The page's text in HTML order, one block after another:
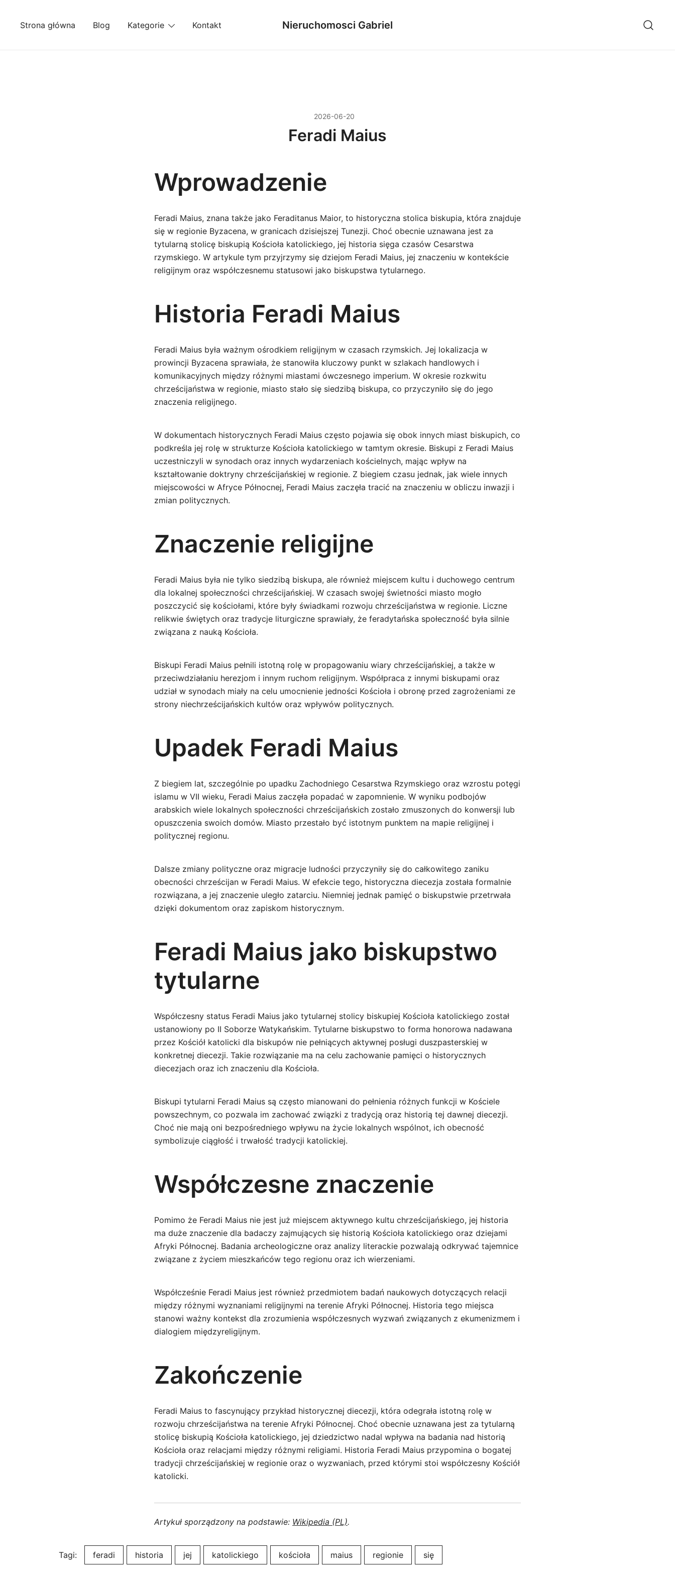
Strona główna Blog Kategorie Kontakt Nieruchomosci Gabriel
2026-06-20
Feradi Maius
Wprowadzenie
Feradi Maius, znana także jako Feraditanus Maior, to historyczna stolica biskupia, która znajduje
się w regionie Byzacena, w granicach dzisiejszej Tunezji. Choć obecnie uznawana jest za
tytularną stolicę biskupią Kościoła katolickiego, jej historia sięga czasów Cesarstwa
rzymskiego. W artykule tym przyjrzymy się dziejom Feradi Maius, jej znaczeniu w kontekście
religijnym oraz współczesnemu statusowi jako biskupstwa tytularnego.
Historia Feradi Maius
Feradi Maius była ważnym ośrodkiem religijnym w czasach rzymskich. Jej lokalizacja w
prowincji Byzacena sprawiała, że stanowiła kluczowy punkt w szlakach handlowych i
komunikacyjnych między różnymi miastami ówczesnego imperium. W okresie rozkwitu
chrześcijaństwa w regionie, miasto stało się siedzibą biskupa, co przyczyniło się do jego
znaczenia religijnego.
W dokumentach historycznych Feradi Maius często pojawia się obok innych miast biskupich, co
podkreśla jej rolę w strukturze Kościoła katolickiego w tamtym okresie. Biskupi z Feradi Maius
uczestniczyli w synodach oraz innych wydarzeniach kościelnych, mając wpływ na
kształtowanie doktryny chrześcijańskiej w regionie. Z biegiem czasu jednak, jak wiele innych
miejscowości w Afryce Północnej, Feradi Maius zaczęła tracić na znaczeniu w obliczu inwazji i
zmian politycznych.
Znaczenie religijne
Feradi Maius była nie tylko siedzibą biskupa, ale również miejscem kultu i duchowego centrum
dla lokalnej społeczności chrześcijańskiej. W czasach swojej świetności miasto mogło
poszczycić się kościołami, które były świadkami rozwoju chrześcijaństwa w regionie. Liczne
relikwie świętych oraz tradycje liturgiczne sprawiały, że feradytańska społeczność była silnie
związana z nauką Kościoła.
Biskupi Feradi Maius pełnili istotną rolę w propagowaniu wiary chrześcijańskiej, a także w
przeciwdziałaniu herezjom i innym ruchom religijnym. Współpraca z innymi biskupami oraz
udział w synodach miały na celu umocnienie jedności Kościoła i obronę przed zagrożeniami ze
strony niechrześcijańskich kultów oraz wpływów politycznych.
Upadek Feradi Maius
Z biegiem lat, szczególnie po upadku Zachodniego Cesarstwa Rzymskiego oraz wzrostu potęgi
islamu w VII wieku, Feradi Maius zaczęła popadać w zapomnienie. W wyniku podbojów
arabskich wiele lokalnych społeczności chrześcijańskich zostało zmuszonych do konwersji lub
opuszczenia swoich domów. Miasto przestało być istotnym punktem na mapie religijnej i
politycznej regionu.
Dalsze zmiany polityczne oraz migracje ludności przyczyniły się do całkowitego zaniku
obecności chrześcijan w Feradi Maius. W efekcie tego, historyczna diecezja została formalnie
rozwiązana, a jej znaczenie uległo zatarciu. Niemniej jednak pamięć o biskupstwie przetrwała
dzięki dokumentom oraz zapiskom historycznym.
Feradi Maius jako biskupstwo
tytularne
Współczesny status Feradi Maius jako tytularnej stolicy biskupiej Kościoła katolickiego został
ustanowiony po II Soborze Watykańskim. Tytularne biskupstwo to forma honorowa nadawana
przez Kościół katolicki dla biskupów nie pełniących aktywnej posługi duszpasterskiej w
konkretnej diecezji. Takie rozwiązanie ma na celu zachowanie pamięci o historycznych
diecezjach oraz ich znaczeniu dla Kościoła.
Biskupi tytularni Feradi Maius są często mianowani do pełnienia różnych funkcji w Kościele
powszechnym, co pozwala im zachować związki z tradycją oraz historią tej dawnej diecezji.
Choć nie mają oni bezpośredniego wpływu na życie lokalnych wspólnot, ich obecność
symbolizuje ciągłość i trwałość tradycji katolickiej.
Współczesne znaczenie
Pomimo że Feradi Maius nie jest już miejscem aktywnego kultu chrześcijańskiego, jej historia
ma duże znaczenie dla badaczy zajmujących się historią Kościoła katolickiego oraz dziejami
Afryki Północnej. Badania archeologiczne oraz analizy literackie pozwalają odkrywać tajemnice
związane z życiem mieszkańców tego regionu oraz ich wierzeniami.
Współcześnie Feradi Maius jest również przedmiotem badań naukowych dotyczących relacji
między różnymi wyznaniami religijnymi na terenie Afryki Północnej. Historia tego miejsca
stanowi ważny kontekst dla zrozumienia współczesnych wyzwań związanych z ekumenizmem i
dialogiem międzyreligijnym.
Zakończenie
Feradi Maius to fascynujący przykład historycznej diecezji, która odegrała istotną rolę w
rozwoju chrześcijaństwa na terenie Afryki Północnej. Choć obecnie uznawana jest za tytularną
stolicę biskupią Kościoła katolickiego, jej dziedzictwo nadal wpływa na badania nad historią
Kościoła oraz relacjami między różnymi religiami. Historia Feradi Maius przypomina o bogatej
tradycji chrześcijańskiej w regionie oraz o wyzwaniach, przed którymi stoi współczesny Kościół
katolicki.
Artykuł sporządzony na podstawie: Wikipedia (PL).
Tagi: feradi historia jej katolickiego kościoła maius regionie się